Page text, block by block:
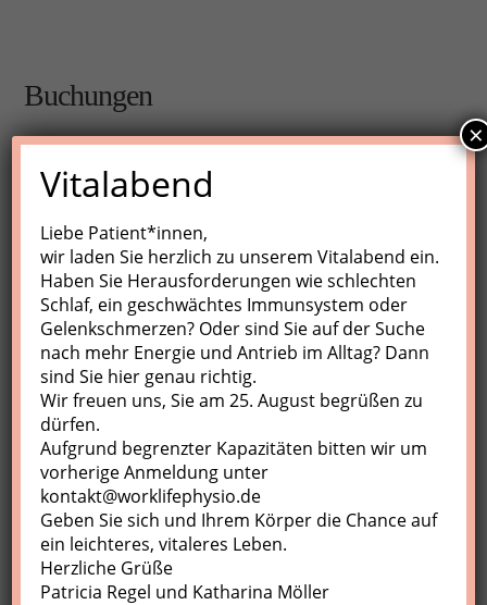
Buchungen
Buchungen sind für diese Veranstaltung nicht mehr
möglich.
Nächste Kurse
Keine Veranstaltungen
Profil
Meine Buchungen
Abmelden
Vitalabend
Liebe Patient*innen,
wir laden Sie herzlich zu unserem Vitalabend ein.
Haben Sie Herausforderungen wie schlechten
Schlaf, ein geschwächtes Immunsystem oder
Gelenkschmerzen? Oder sind Sie auf der Suche
nach mehr Energie und Antrieb im Alltag? Dann
sind Sie hier genau richtig.
Wir freuen uns, Sie am 25. August begrüßen zu
dürfen.
Aufgrund begrenzter Kapazitäten bitten wir um
vorherige Anmeldung unter
kontakt@worklifephysio.de
Geben Sie sich und Ihrem Körper die Chance auf
ein leichteres, vitaleres Leben.
Herzliche Grüße
Patricia Regel und Katharina Möller
×